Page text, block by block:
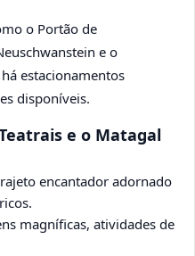
o Portão de
e o
estacionamentos
disponíveis.
e o Matagal
encantador adornado
magníficas, atividades de